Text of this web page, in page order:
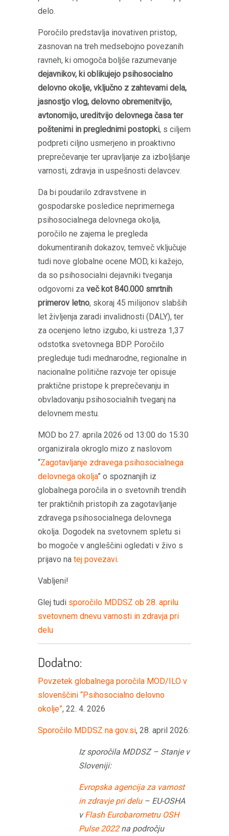
delo.
Poročilo predstavlja inovativen pristop,
zasnovan na treh medsebojno povezanih
ravneh, ki omogoča boljše razumevanje
dejavnikov, ki oblikujejo psihosocialno
delovno okolje, vključno z zahtevami dela,
jasnostjo vlog, delovno obremenitvijo,
avtonomijo, ureditvijo delovnega časa ter
poštenimi in preglednimi postopki, s ciljem
podpreti ciljno usmerjeno in proaktivno
preprečevanje ter upravljanje za izboljšanje
varnosti, zdravja in uspešnosti delavcev.
Da bi poudarilo zdravstvene in
gospodarske posledice neprimernega
psihosocialnega delovnega okolja,
poročilo ne zajema le pregleda
dokumentiranih dokazov, temveč vključuje
tudi nove globalne ocene MOD, ki kažejo,
da so psihosocialni dejavniki tveganja
odgovorni za več kot 840.000 smrtnih
primerov letno, skoraj 45 milijonov slabših
let življenja zaradi invalidnosti (DALY), ter
za ocenjeno letno izgubo, ki ustreza 1,37
odstotka svetovnega BDP. Poročilo
pregleduje tudi mednarodne, regionalne in
nacionalne politične razvoje ter opisuje
praktične pristope k preprečevanju in
obvladovanju psihosocialnih tveganj na
delovnem mestu.
MOD bo 27. aprila 2026 od 13:00 do 15:30
organizirala okroglo mizo z naslovom
“Zagotavljanje zdravega psihosocialnega
delovnega okolja” o spoznanjih iz
globalnega poročila in o svetovnih trendih
ter praktičnih pristopih za zagotavljanje
zdravega psihosocialnega delovnega
okolja. Dogodek na svetovnem spletu si
bo mogoče v angleščini ogledati v živo s
prijavo na tej povezavi.
Vabljeni!
Glej tudi sporočilo MDDSZ ob 28. aprilu
svetovnem dnevu varnosti in zdravja pri
delu
Dodatno:
Povzetek globalnega poročila MOD/ILO v
slovenščini “Psihosocialno delovno
okolje”, 22. 4. 2026
Sporočilo MDDSZ na gov.si, 28. april 2026:
Iz sporočila MDDSZ – Stanje v
Sloveniji:
Evropska agencija za varnost
in zdravje pri delu– EU-OSHA
vFlash Eurobarometru OSH
Pulse 2022na področju